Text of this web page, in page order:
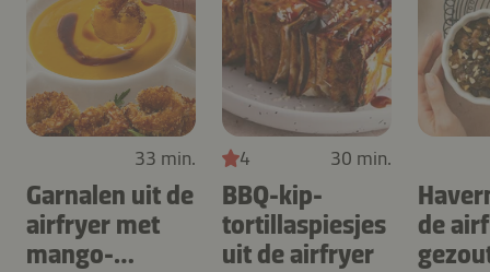
33 min.
Garnalen uit de
airfryer met
mango-
4 30 min.
BBQ-kip-
tortillaspiesjes
uit de airfryer
de